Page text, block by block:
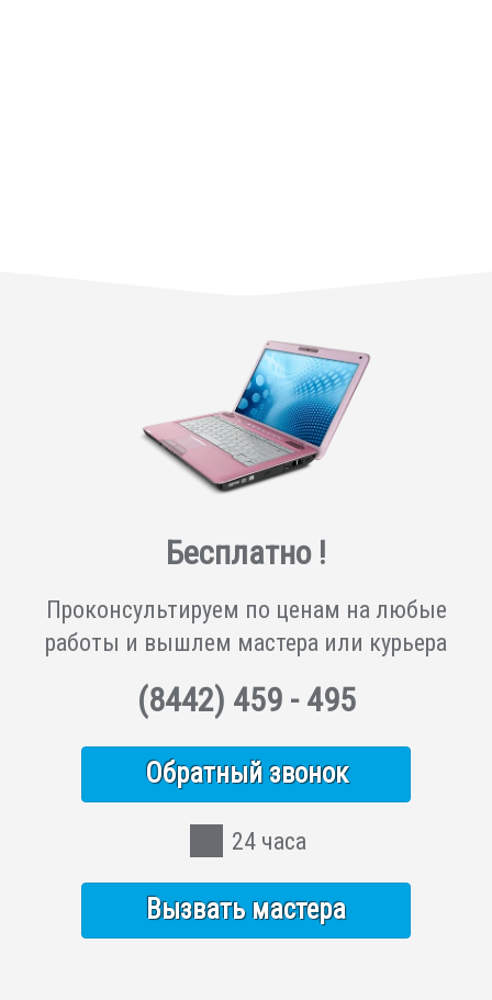
Бесплатно !
Проконсультируем по ценам на любые
работы и вышлем мастера или курьера
(8442) 459 - 495
Обратный звонок
24 часа
Вызвать мастера